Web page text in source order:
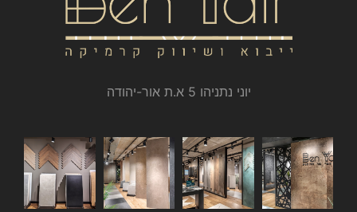
יוני נתניהו 5 א.ת אור-יהודה